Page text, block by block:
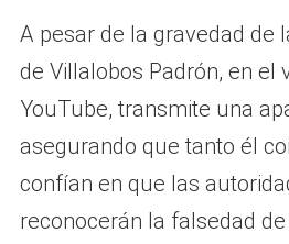
A pesar de la gravedad de
de Villalobos Padrón, en el
YouTube, transmite una
asegurando que tanto él
confían en que las
reconocerán la falsedad